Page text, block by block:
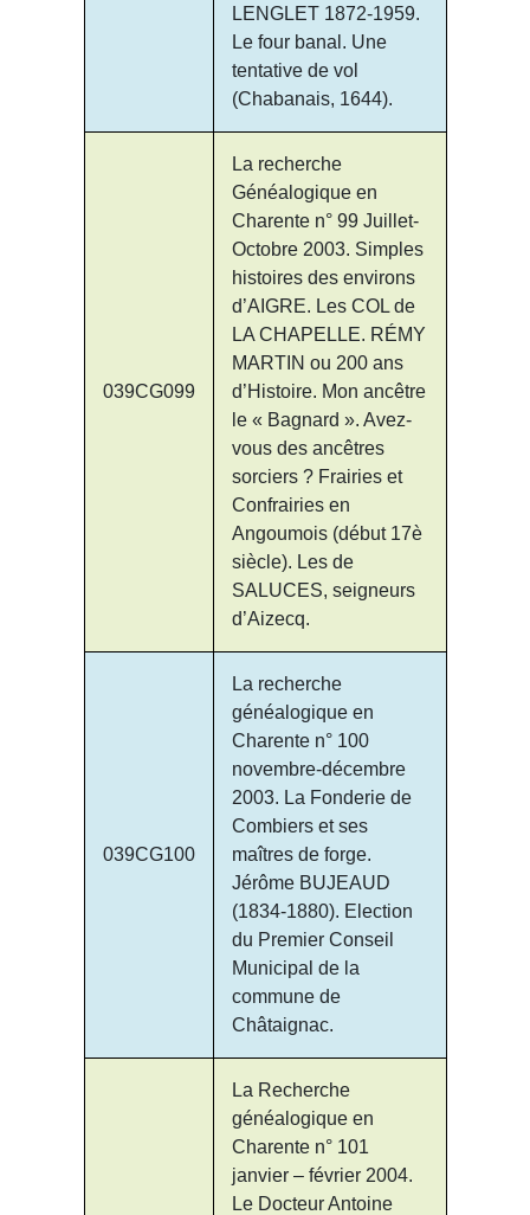
LENGLET 1872-1959.
Le four banal. Une
tentative de vol
(Chabanais, 1644).
039CG099
La recherche
Généalogique en
Charente n° 99 Juillet-
Octobre 2003. Simples
histoires des environs
d’AIGRE. Les COL de
LA CHAPELLE. RÉMY
MARTIN ou 200 ans
d’Histoire. Mon ancêtre
le « Bagnard ». Avez-
vous des ancêtres
sorciers ? Frairies et
Confrairies en
Angoumois (début 17è
siècle). Les de
SALUCES, seigneurs
d’Aizecq.
039CG100
La recherche
généalogique en
Charente n° 100
novembre-décembre
2003. La Fonderie de
Combiers et ses
maîtres de forge.
Jérôme BUJEAUD
(1834-1880). Election
du Premier Conseil
Municipal de la
commune de
Châtaignac.
La Recherche
généalogique en
Charente n° 101
janvier – février 2004.
Le Docteur Antoine